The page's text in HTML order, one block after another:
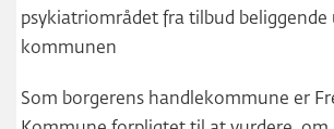
psykiatriområdet fra tilbud beliggende
kommunen
Som borgerens handlekommune er